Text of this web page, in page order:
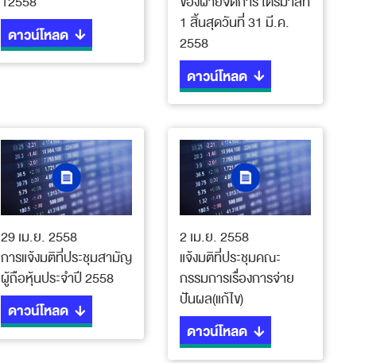
ดาวน์โหลด
1 สิ้นสุดวันที่ 31 มี.ค.
2558
ดาวน์โหลด
29 เม.ย. 2558
การแจ้งมติที่ประชุมสามัญ
ผู้ถือหุ้นประจำปี 2558
ดาวน์โหลด
2 เม.ย. 2558
แจ้งมติที่ประชุมคณะ
กรรมการเรื่องการจ่าย
ปันผล(แก้ไข)
ดาวน์โหลด